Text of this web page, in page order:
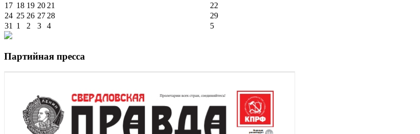
17 18 19 20 21 22
24 25 26 27 28 29
31
1 2 3 4 5
Партийная пресса